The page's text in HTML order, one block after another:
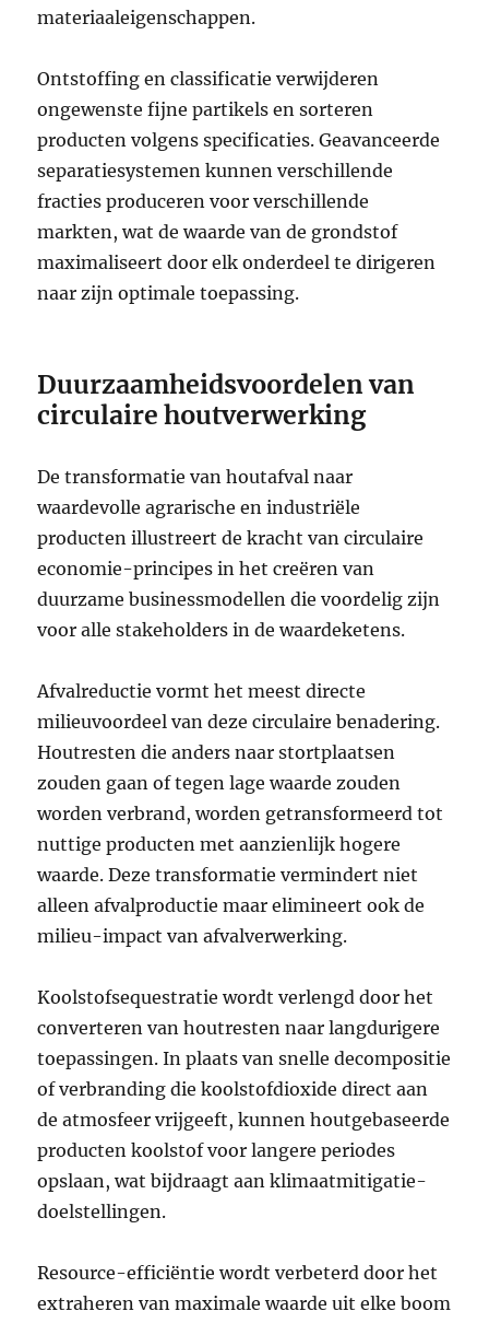
materiaaleigenschappen.
Ontstoffing en classificatie verwijderen
ongewenste fijne partikels en sorteren
producten volgens specificaties. Geavanceerde
separatiesystemen kunnen verschillende
fracties produceren voor verschillende
markten, wat de waarde van de grondstof
maximaliseert door elk onderdeel te dirigeren
naar zijn optimale toepassing.
Duurzaamheidsvoordelen van
circulaire houtverwerking
De transformatie van houtafval naar
waardevolle agrarische en industriële
producten illustreert de kracht van circulaire
economie-principes in het creëren van
duurzame businessmodellen die voordelig zijn
voor alle stakeholders in de waardeketens.
Afvalreductie vormt het meest directe
milieuvoordeel van deze circulaire benadering.
Houtresten die anders naar stortplaatsen
zouden gaan of tegen lage waarde zouden
worden verbrand, worden getransformeerd tot
nuttige producten met aanzienlijk hogere
waarde. Deze transformatie vermindert niet
alleen afvalproductie maar elimineert ook de
milieu-impact van afvalverwerking.
Koolstofsequestratie wordt verlengd door het
converteren van houtresten naar langdurigere
toepassingen. In plaats van snelle decompositie
of verbranding die koolstofdioxide direct aan
de atmosfeer vrijgeeft, kunnen houtgebaseerde
producten koolstof voor langere periodes
opslaan, wat bijdraagt aan klimaatmitigatie-
doelstellingen.
Resource-efficiëntie wordt verbeterd door het
extraheren van maximale waarde uit elke boom